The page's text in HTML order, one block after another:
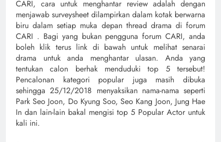
CARI, cara untuk menghantar review adalah dengan
menjawab surveysheet dilampirkan dalam kotak berwarna
biru dalam setiap muka depan thread drama di forum
CARI . Bagi yang bukan pengguna forum CARI, anda
boleh klik terus link di bawah untuk melihat senarai
drama untuk anda menghantar ulasan. Anda yang
tentukan calon berhak menduduki top 5 tersebut!
Pencalonan kategori popular juga masih dibuka
sehingga 25/12/2018 menyaksikan nama-nama seperti
Park Seo Joon, Do Kyung Soo, Seo Kang Joon, Jung Hae
In dan lain-lain bakal mengisi top 5 Popular Actor untuk
kali ini.